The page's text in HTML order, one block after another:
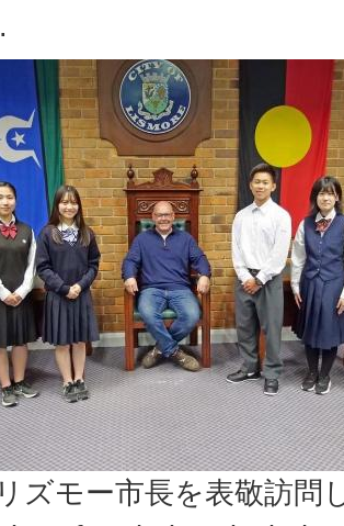
ズモー市長を表敬訪問